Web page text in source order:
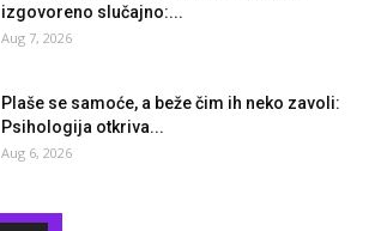
izgovoreno slučajno:...
Aug 7, 2026
Plaše se samoće, a beže čim ih neko zavoli:
Psihologija otkriva...
Aug 6, 2026